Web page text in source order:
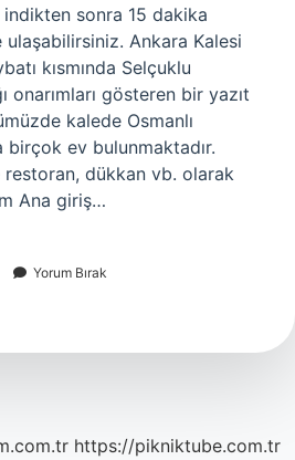
sonra 15 dakika
Ankara Kalesi
kısmında Selçuklu
onarımları gösteren bir yazıt
kalede Osmanlı
birçok ev bulunmaktadır.
restoran, dükkan vb. olarak
Ana giriş…
Yorum Bırak
https://pikniktube.com.tr